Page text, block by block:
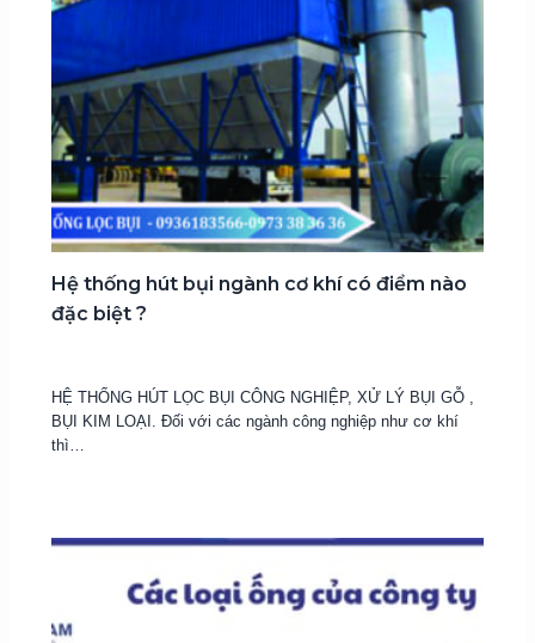
Hệ thống hút bụi ngành cơ khí có điểm nào
đặc biệt ?
HỆ THỐNG HÚT LỌC BỤI CÔNG NGHIỆP, XỬ LÝ BỤI GỖ ,
BỤI KIM LOẠI. Đối với các ngành công nghiệp như cơ khí
thì…